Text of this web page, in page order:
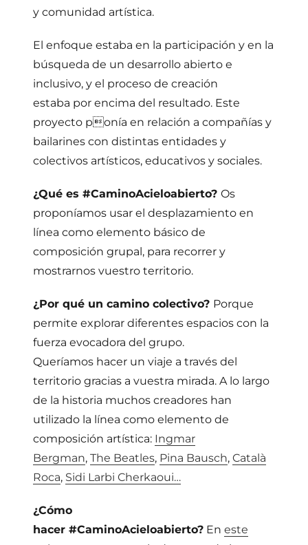
y comunidad artística.
El enfoque estaba en la participación y en la
búsqueda de un desarrollo abierto e
inclusivo, y el proceso de creación
estaba por encima del resultado. Este
proyecto ponía en relación a compañías y
bailarines con distintas entidades y
colectivos artísticos, educativos y sociales.
¿Qué es #CaminoAcieloabierto? Os
proponíamos usar el desplazamiento en
línea como elemento básico de
composición grupal, para recorrer y
mostrarnos vuestro territorio.
¿Por qué un camino colectivo? Porque
permite explorar diferentes espacios con la
fuerza evocadora del grupo.
Queríamos hacer un viaje a través del
territorio gracias a vuestra mirada. A lo largo
de la historia muchos creadores han
utilizado la línea como elemento de
composición artística: Ingmar
Bergman, The Beatles, Pina Bausch, Català
Roca, Sidi Larbi Cherkaoui…
¿Cómo
hacer #CaminoAcieloabierto?En este